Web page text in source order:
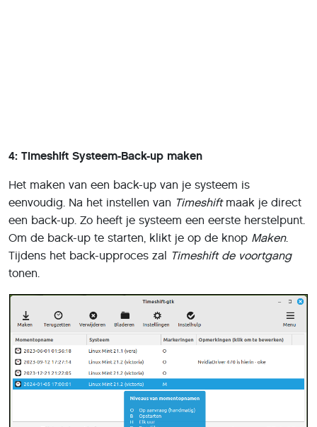
4: Timeshift Systeem-Back-up maken
Het maken van een back-up van je systeem is
eenvoudig. Na het instellen van Timeshift maak je direct
een back-up. Zo heeft je systeem een ​​eerste herstelpunt.
Om de back-up te starten, klikt je op de knop Maken.
Tijdens het back-upproces zal Timeshift de voortgang
tonen.